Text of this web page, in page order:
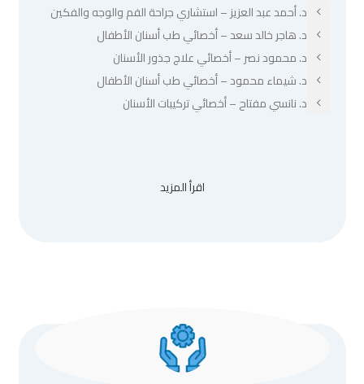
د. أحمد عبد العزيز – استشاري جراحة الفم والوجه والفكين
د. هاجر خالد سعد – أخصائي طب أسنان الأطفال
د. محمود نصر – أخصائي علاج جذور الأسنان
د. شيماء محمود – أخصائي طب أسنان الأطفال
د. نانسي مفتاح – أخصائي تركيبات الأسنان
اقرأ المزيد